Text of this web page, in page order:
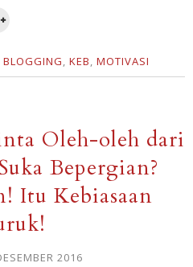
BLOGGING, KEB, MOTIVASI
Oleh-oleh dari
Bepergian?
Itu Kebiasaan
2016